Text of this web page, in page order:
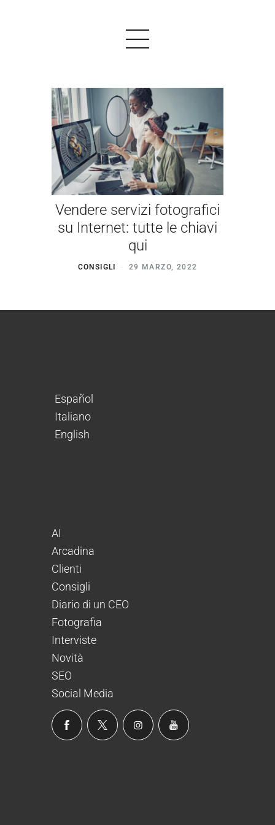
PRODOTTI
ESEMPI
TESTIMONIALS
PREZZI
LOGIN
INIZIARE GRATIS
Vendere servizi fotografici
su Internet: tutte le chiavi
qui
CONSIGLI 29 MARZO, 2022
Español
Italiano
English
AI
Arcadina
Clienti
Consigli
Diario di un CEO
Fotografia
Interviste
Novità
SEO
Social Media